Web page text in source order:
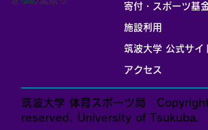
寄付・スポーツ基
施設利用
筑波大学 公式サイ
アクセス
LINK
筑波大学 体育スポーツ局
reserved. University of Tsukuba.